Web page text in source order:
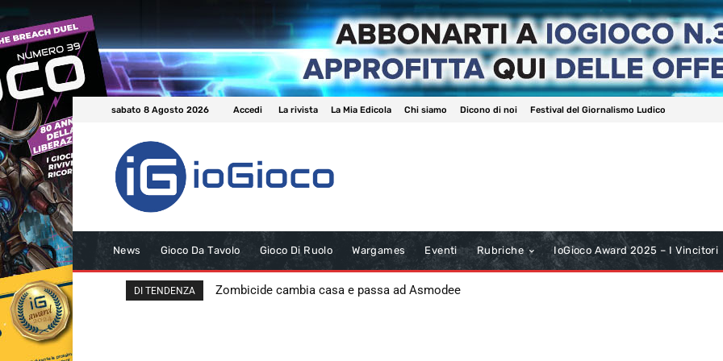
sabato 8 Agosto 2026 Accedi La rivista La Mia Edicola Chi siamo Dicono di noi Festival del Giornalismo Ludico
News Gioco Da Tavolo Gioco Di Ruolo Wargames Eventi Rubriche IoGioco Award 2025 – I Vincitori
DI TENDENZA Zombicide cambia casa e passa ad Asmodee